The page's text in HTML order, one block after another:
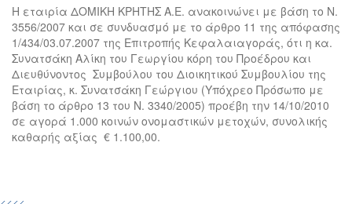
Η εταιρία ΔΟΜΙΚΗ ΚΡΗΤΗΣ Α.Ε. ανακοινώνει με βάση το Ν.
3556/2007 και σε συνδυασμό με το άρθρο 11 της απόφασης
1/434/03.07.2007 της Επιτροπής Κεφαλαιαγοράς, ότι η κα.
Συνατσάκη Αλίκη του Γεωργίου κόρη του Προέδρου και
Διευθύνοντος Συμβούλου του Διοικητικού Συμβουλίου της
Εταιρίας, κ. Συνατσάκη Γεώργιου (Υπόχρεο Πρόσωπο με
βάση το άρθρο 13 του Ν. 3340/2005) προέβη την 14/10/2010
σε αγορά 1.000 κοινών ονομαστικών μετοχών, συνολικής
καθαρής αξίας € 1.100,00.